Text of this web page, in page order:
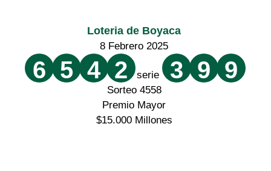
Loteria de Boyaca
8 Febrero 2025
6 5 4 2 serie 3 9 9
Sorteo 4558
Premio Mayor
$15.000 Millones